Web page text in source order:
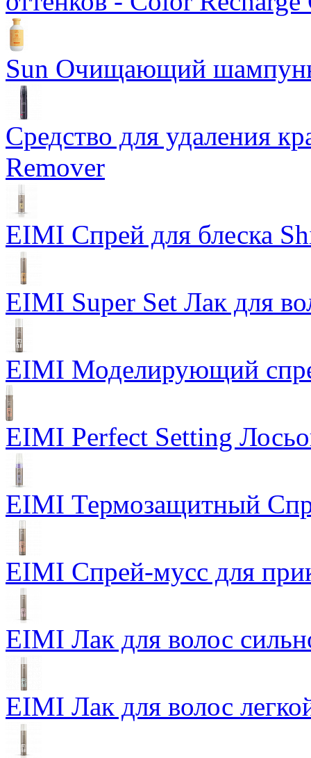
Sun Очищающий
Средство для удаления
Remover
EIMI Спрей для блеска
EIMI Super Set Лак для
EIMI Моделирующий
EIMI Perfect Setting
EIMI Термозащитный
EIMI Спрей-мусс для
EIMI Лак для волос
EIMI Лак для волос